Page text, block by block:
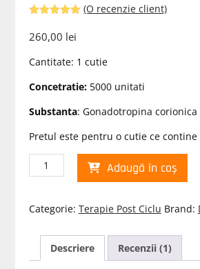
5.00din 5
pe baza
singure
(O recenzie client)
260,00 lei
Cantitate: 1 cutie
Concetratie:5000 unitati
Substanta: Gonadotropina corionica
Pretul este pentru o cutie ce
Cantitate
HCG
IU
Gonadotropin
Pregnyl
Deus
Medical
Adaugă în coș
Categorie: Terapie Post Ciclu Brand:
Descriere Recenzii (1)